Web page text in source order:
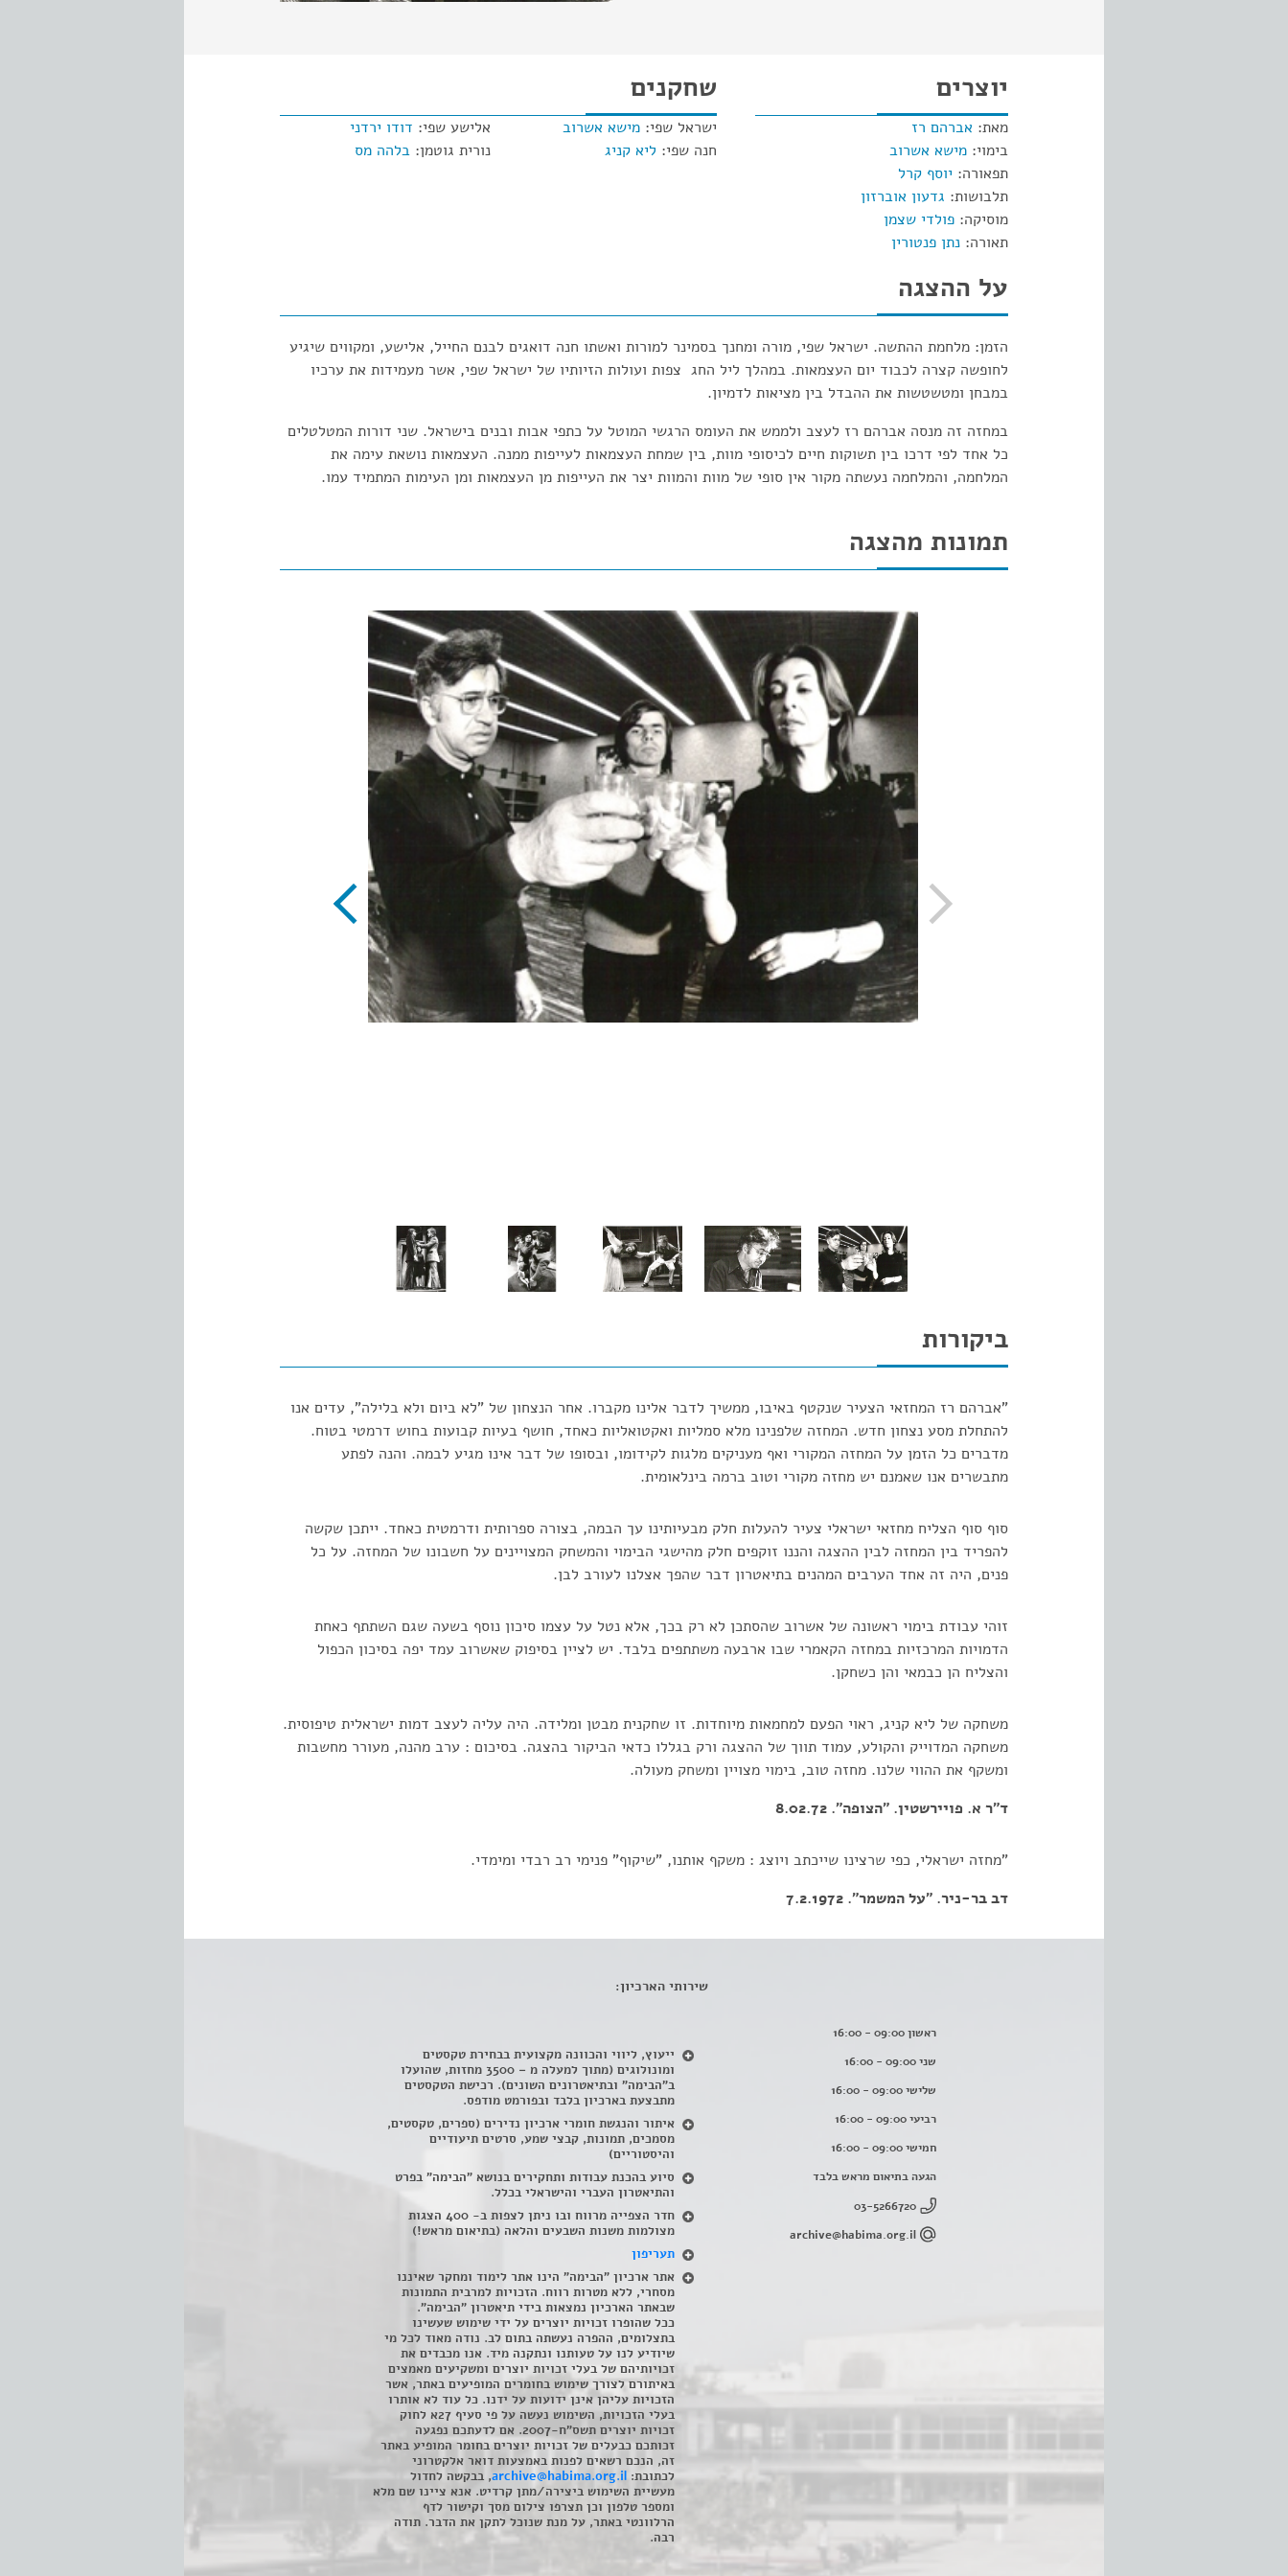
יוצרים
מאת: אברהם רז
בימוי: מישא אשרוב
תפאורה: יוסף קרל
תלבושות: גדעון אוברזון
מוסיקה: פולדי שצמן
תאורה: נתן פנטורין
שחקנים
ישראל שפי: מישא אשרוב
חנה שפי: ליא קניג
אלישע שפי: דודו ירדני
נורית גוטמן: בלהה מס
על ההצגה
הזמן: מלחמת ההתשה. ישראל שפי, מורה ומחנך בסמינר למורות ואשתו חנה דואגים לבנם החייל, אלישע, ומקווים שיגיע
לחופשה קצרה לכבוד יום העצמאות. במהלך ליל החג צפות ועולות הזיותיו של ישראל שפי, אשר מעמידות את ערכיו
במבחן ומטשטשות את ההבדל בין מציאות לדמיון.
במחזה זה מנסה אברהם רז לעצב ולממש את העומס הרגשי המוטל על כתפי אבות ובנים בישראל. שני דורות המטלטלים
כל אחד לפי דרכו בין תשוקות חיים לכיסופי מוות, בין שמחת העצמאות לעייפות ממנה. העצמאות נושאת עימה את
המלחמה, והמלחמה נעשתה מקור אין סופי של מוות והמוות יצר את העייפות מן העצמאות ומן העימות המתמיד עמו.
תמונות מהצגה
ביקורות
"אברהם רז המחזאי הצעיר שנקטף באיבו, ממשיך לדבר אלינו מקברו. אחר הנצחון של "לא ביום ולא בלילה", עדים אנו
להתחלת מסע נצחון חדש. המחזה שלפנינו מלא סמליות ואקטואליות כאחד, חושף בעיות קבועות בחוש דרמטי בטוח.
מדברים כל הזמן על המחזה המקורי ואף מעניקים מלגות לקידומו, ובסופו של דבר אינו מגיע לבמה. והנה לפתע
מתבשרים אנו שאמנם יש מחזה מקורי וטוב ברמה בינלאומית.
סוף סוף הצליח מחזאי ישראלי צעיר להעלות חלק מבעיותינו עך הבמה, בצורה ספרותית ודרמטית כאחד. ייתכן שקשה
להפריד בין המחזה לבין ההצגה והננו זוקפים חלק מהישגי הבימוי והמשחק המצויינים על חשבונו של המחזה. על כל
פנים, היה זה אחד הערבים המהנים בתיאטרון דבר שהפך אצלנו לעורב לבן.
זוהי עבודת בימוי ראשונה של אשרוב שהסתכן לא רק בכך, אלא נטל על עצמו סיכון נוסף בשעה שגם השתתף כאחת
הדמויות המרכזיות במחזה הקאמרי שבו ארבעה משתתפים בלבד. יש לציין בסיפוק שאשרוב עמד יפה בסיכון הכפול
והצליח הן כבמאי והן כשחקן.
משחקה של ליא קניג, ראוי הפעם למחמאות מיוחדות. זו שחקנית מבטן ומלידה. היה עליה לעצב דמות ישראלית טיפוסית.
משחקה המדוייק והקולע, עמוד תווך של ההצגה ורק בגללו כדאי הביקור בהצגה. בסיכום : ערב מהנה, מעורר מחשבות
ומשקף את ההווי שלנו. מחזה טוב, בימוי מצויין ומשחק מעולה.
ד"ר א. פויירשטין. "הצופה". 8.02.72
"מחזה ישראלי, כפי שרצינו שייכתב ויוצג : משקף אותנו, "שיקוף" פנימי רב רבדי ומימדי.
דב בר-ניר. "על המשמר". 7.2.1972
ראשון 09:00 - 16:00
שני 09:00 - 16:00
שלישי 09:00 - 16:00
רביעי 09:00 - 16:00
חמישי 09:00 - 16:00
הגעה בתיאום מראש בלבד
03-5266720
archive@habima.org.il
שירותי הארכיון:
ייעוץ, ליווי והכוונה מקצועית בבחירת טקסטים
ומונולוגים (מתוך למעלה מ – 3500 מחזות, שהועלו
ב"הבימה" ובתיאטרונים השונים). רכישת הטקסטים
מתבצעת בארכיון בלבד ובפורמט מודפס.
איתור והנגשת חומרי ארכיון נדירים (ספרים, טקסטים,
מסמכים, תמונות, קבצי שמע, סרטים תיעודיים
והיסטוריים)
סיוע בהכנת עבודות ותחקירים בנושא "הבימה" בפרט
והתיאטרון העברי והישראלי בכלל.
חדר הצפייה מרווח ובו ניתן לצפות ב- 400 הצגות
מצולמות משנות השבעים והלאה (בתיאום מראש!)
תעריפון
אתר ארכיון "הבימה" הינו אתר לימוד ומחקר שאיננו
מסחרי, ללא מטרות רווח. הזכויות למרבית התמונות
שבאתר הארכיון נמצאות בידי תיאטרון "הבימה".
ככל שהופרו זכויות יוצרים על ידי שימוש שעשינו
בתצלומים, ההפרה נעשתה בתום לב. נודה מאוד לכל מי
שיודיע לנו על טעותנו ונתקנה מיד. אנו מכבדים את
זכויותיהם של בעלי זכויות יוצרים ומשקיעים מאמצים
באיתורם לצורך שימוש בחומרים המופיעים באתר, אשר
הזכויות עליהן אינן ידועות על ידנו. כל עוד לא אותרו
בעלי הזכויות, השימוש נעשה על פי סעיף 27א לחוק
זכויות יוצרים תשס"ח-2007. אם לדעתכם נפגעה
זכותכם כבעלים של זכויות יוצרים בחומר המופיע באתר
זה, הנכם רשאים לפנות באמצעות דואר אלקטרוני
לכתובת: archive@habima.org.il, בבקשה לחדול
מעשיית השימוש ביצירה/מתן קרדיט. אנא ציינו שם מלא
ומספר טלפון וכן תצרפו צילום מסך וקישור לדף
הרלוונטי באתר, על מנת שנוכל לתקן את הדבר. תודה
רבה.